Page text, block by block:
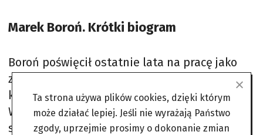
Marek Boroń. Krótki biogram
Boroń poświęcił ostatnie lata na pracę jako
zastępca szefa biura wywiadu i informacji
kryminalnych w Komendzie Głównej Policji.
Wcześniej pełnił również funkcję zastępcy
szefa Centralnego Biura Śledczego Policji.
Ta strona używa plików cookies, dzięki którym
może działać lepiej. Jeśli nie wyrażają Państwo
zgody, uprzejmie prosimy o dokonanie zmian